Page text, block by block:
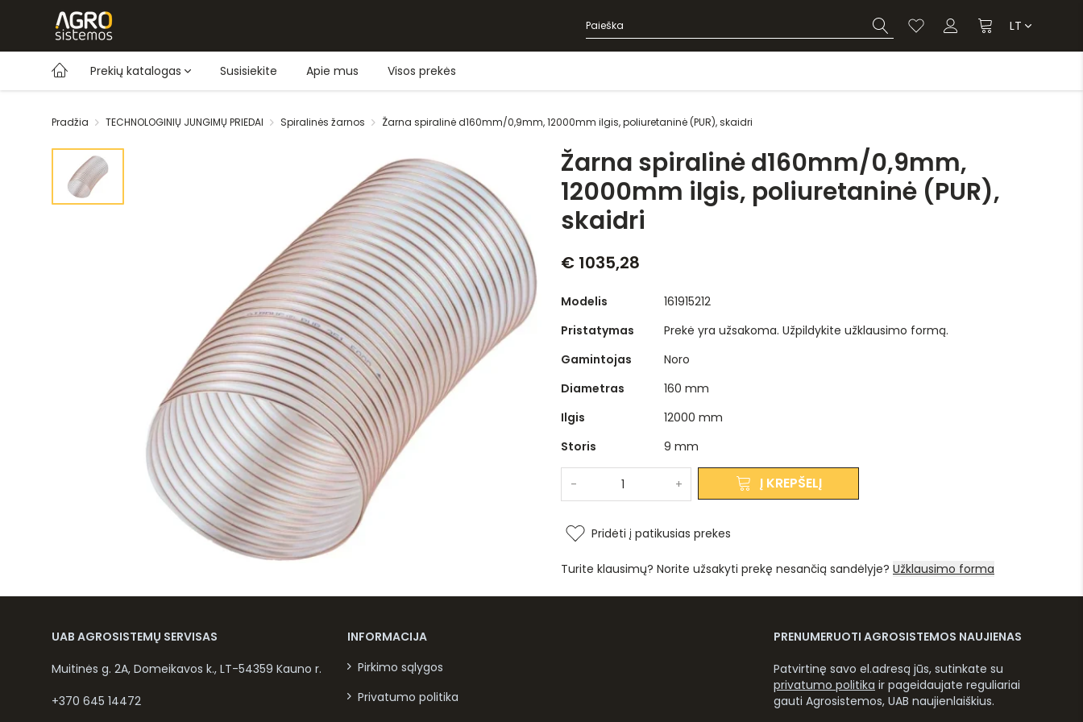
LT
Prekių katalogas Susisiekite Apie mus Visos prekės
Pradžia TECHNOLOGINIŲ JUNGIMŲ PRIEDAI Spiralinės žarnos Žarna spiralinė d160mm/0,9mm, 12000mm ilgis, poliuretaninė (PUR), skaidri
Žarna spiralinė d160mm/0,9mm,
12000mm ilgis, poliuretaninė (PUR),
skaidri
€ 1035,28
Modelis
161915212
Pristatymas
Prekė yra užsakoma. Užpildykite užklausimo formą.
Gamintojas
Noro
Diametras
160 mm
Ilgis
12000 mm
Storis
9 mm
- + Į KREPŠELĮ
Pridėti į patikusias prekes
Turite klausimų? Norite užsakyti prekę nesančią sandėlyje? Užklausimo forma
UAB AGROSISTEMŲ SERVISAS
Muitinės g. 2A, Domeikavos k., LT-54359 Kauno r.
+370 645 14472
INFORMACIJA
Pirkimo sąlygos
Privatumo politika
PRENUMERUOTI AGROSISTEMOS NAUJIENAS
Patvirtinę savo el.adresą jūs, sutinkate su
privatumo politika ir pageidaujate reguliariai
gauti Agrosistemos, UAB naujienlaiškius.